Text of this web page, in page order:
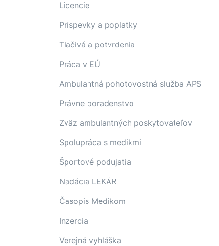
Licencie
Príspevky a poplatky
Tlačivá a potvrdenia
Práca v EÚ
Ambulantná pohotovostná služba APS
Právne poradenstvo
Zväz ambulantných poskytovateľov
Spolupráca s medikmi
Športové podujatia
Nadácia LEKÁR
Časopis Medikom
Inzercia
Verejná vyhláška